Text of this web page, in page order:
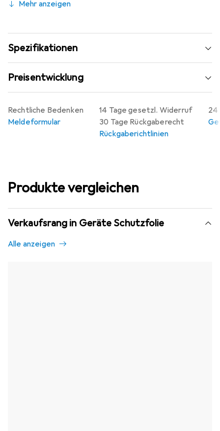
ohne Blasen zu bilden. Zudem lässt sie sich jederzeit
erfolgt durch modernste Laserschnitt-Technik, was eine
hervorragende Qualität garantiert. Der integrierte
Blickschutzfilter sorgt dafür, dass das Display sowohl im
geschützt ist. Hergestellt in Deutschland, vereint diese
Folie Funktionalität und Qualität auf höchstem Niveau.
Mehr anzeigen
Spezifikationen
Preisentwicklung
14 Tage gesetzl. Widerruf
30 Tage Rückgaberecht
Rückgaberichtlinien
24
Rechtliche Bedenken
Meldeformular
Produkte vergleichen
Verkaufsrang in Geräte Schutzfolie
Alle anzeigen